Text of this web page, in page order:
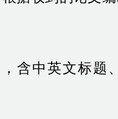
含中英文标题